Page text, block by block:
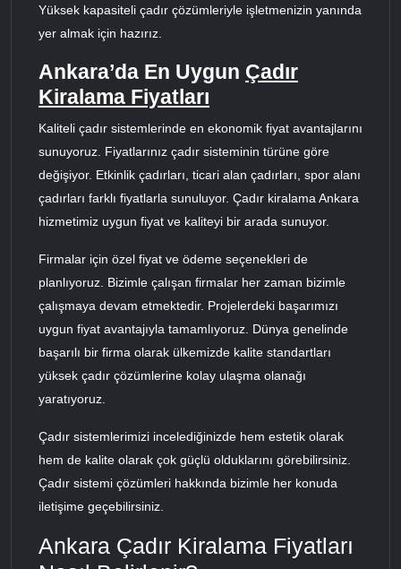
Yüksek kapasiteli çadır çözümleriyle işletmenizin yanında
yer almak için hazırız.
Ankara’da En Uygun Çadır
Kiralama Fiyatları
Kaliteli çadır sistemlerinde en ekonomik fiyat avantajlarını
sunuyoruz. Fiyatlarınız çadır sisteminin türüne göre
değişiyor. Etkinlik çadırları, ticari alan çadırları, spor alanı
çadırları farklı fiyatlarla sunuluyor. Çadır kiralama Ankara
hizmetimiz uygun fiyat ve kaliteyi bir arada sunuyor.
Firmalar için özel fiyat ve ödeme seçenekleri de
planlıyoruz. Bizimle çalışan firmalar her zaman bizimle
çalışmaya devam etmektedir. Projelerdeki başarımızı
uygun fiyat avantajıyla tamamlıyoruz. Dünya genelinde
başarılı bir firma olarak ülkemizde kalite standartları
yüksek çadır çözümlerine kolay ulaşma olanağı
yaratıyoruz.
Çadır sistemlerimizi incelediğinizde hem estetik olarak
hem de kalite olarak çok güçlü olduklarını görebilirsiniz.
Çadır sistemi çözümleri hakkında bizimle her konuda
iletişime geçebilirsiniz.
Ankara Çadır Kiralama Fiyatları